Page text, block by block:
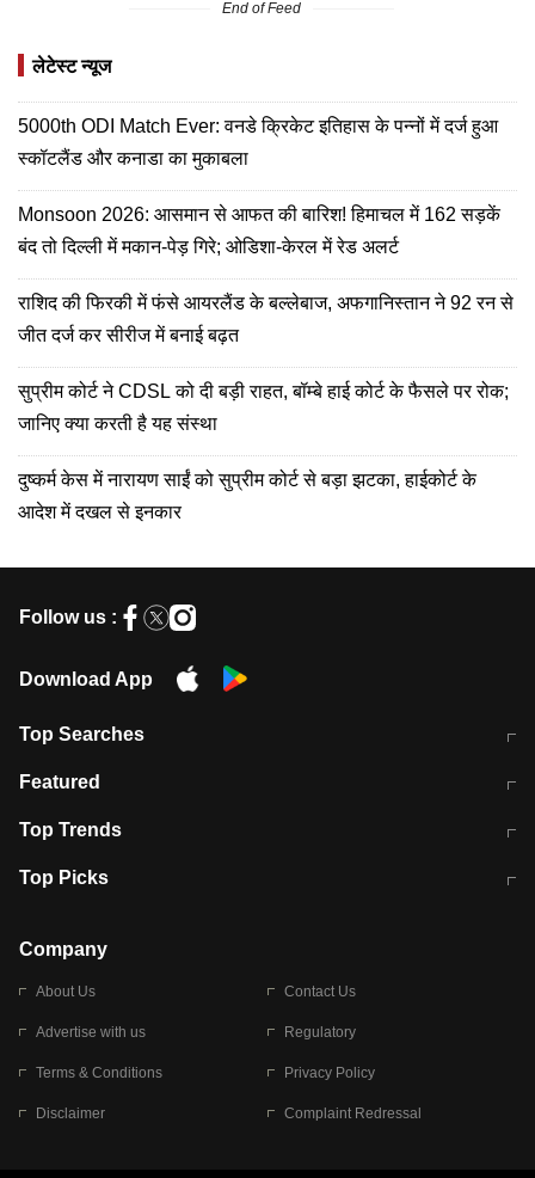
End of Feed
लेटेस्ट न्यूज
5000th ODI Match Ever: वनडे क्रिकेट इतिहास के पन्नों में दर्ज हुआ
स्कॉटलैंड और कनाडा का मुकाबला
Monsoon 2026: आसमान से आफत की बारिश! हिमाचल में 162 सड़कें
बंद तो दिल्ली में मकान-पेड़ गिरे; ओडिशा-केरल में रेड अलर्ट
राशिद की फिरकी में फंसे आयरलैंड के बल्लेबाज, अफगानिस्तान ने 92 रन से
जीत दर्ज कर सीरीज में बनाई बढ़त
सुप्रीम कोर्ट ने CDSL को दी बड़ी राहत, बॉम्बे हाई कोर्ट के फैसले पर रोक;
जानिए क्या करती है यह संस्था
दुष्कर्म केस में नारायण साईं को सुप्रीम कोर्ट से बड़ा झटका, हाईकोर्ट के
आदेश में दखल से इनकार
Follow us :
Download App
Top Searches
मुंबई में लगे 'जेन जी' के पोस्टर, लिखा- 'मैं
Featured
10 अगस्त को विधानसभा का घेराव करेंगे
Top Trends
RBI का नया नियम: अब बैंकों को अपनी सभी
Top Picks
बारिश की चेतावनी
Company
About Us Contact Us
Advertise with us Regulatory
Terms & Conditions Privacy Policy
Disclaimer Complaint Redressal